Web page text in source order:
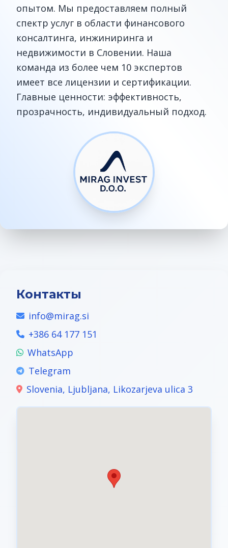
опытом. Мы предоставляем полный
спектр услуг в области финансового
консалтинга, инжиниринга и
недвижимости в Словении. Наша
команда из более чем 10 экспертов
имеет все лицензии и сертификации.
Главные ценности: эффективность,
прозрачность, индивидуальный подход.
Контакты
info@mirag.si
+386 64 177 151
WhatsApp
Telegram
Slovenia, Ljubljana, Likozarjeva ulica 3